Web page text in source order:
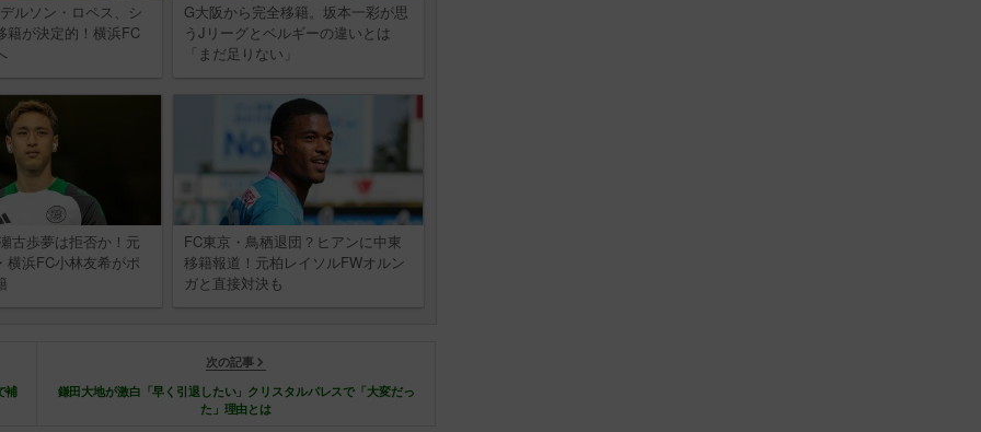
ルソン・ロペス、シ
籍が決定的！横浜FC
G大阪から完全移籍。坂本一彩が思
うJリーグとベルギーの違いとは
「まだ足りない」
古歩夢は拒否か！元
横浜FC小林友希がポ
FC東京・鳥栖退団？ヒアンに中東
移籍報道！元柏レイソルFWオルン
ガと直接対決も
補
次の記事
鎌田大地が激白「早く引退したい」クリスタルパレスで「大変だっ
た」理由とは